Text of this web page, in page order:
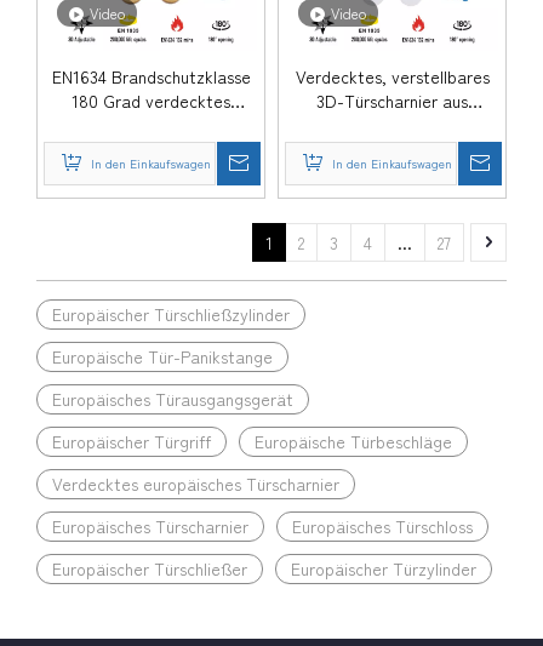
Video
EN1634 Brandschutzklasse
180 Grad verdecktes
DDCH008-G40
In den Einkaufswagen
Video
Verdecktes, verstellbares
3D-Türscharnier aus
G40
In den Einkaufswagen
1 2 3 4 ... 27
Europäischer Türschließzylinder
Europäische Tür-Panikstange
Europäisches Türausgangsgerät
Europäischer Türgriff
Europäische Türbeschläge
Verdecktes europäisches Türscharnier
Europäisches Türscharnier
Europäisches Türschloss
Europäischer Türschließer
Europäischer Türzylinder